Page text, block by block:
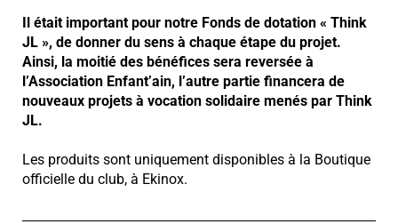
Il était important pour notre Fonds de dotation « Think
JL », de donner du sens à chaque étape du projet.
Ainsi, la moitié des bénéfices sera reversée à
l’Association Enfant’ain, l’autre partie financera de
nouveaux projets à vocation solidaire menés par Think
JL.
Les produits sont uniquement disponibles à la Boutique
officielle du club, à Ekinox.